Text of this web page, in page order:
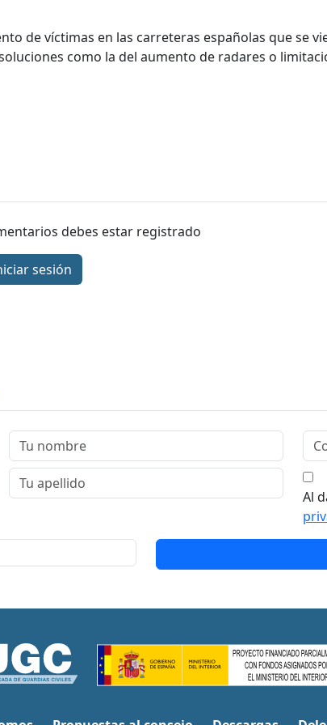
de víctimas en las carreteras españolas que se
como la del aumento de radares o
debes estar registrado
sesión
Al